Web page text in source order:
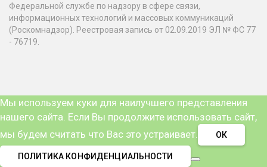
Федеральной службе по надзору в сфере связи,
информационных технологий и массовых коммуникаций
(Роскомнадзор). Реестровая запись от 02.09.2019 ЭЛ № ФС 77
- 76719.
Мы используем куки для наилучшего представления
нашего сайта. Если Вы продолжите использовать сайт,
мы будем считать что Вас это устраивает.
ОК
ПОЛИТИКА КОНФИДЕНЦИАЛЬНОСТИ